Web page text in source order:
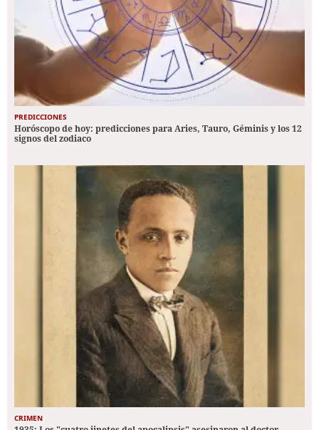
PREDICCIONES
Horóscopo de hoy: predicciones para Aries, Tauro, Géminis y los 12
signos del zodiaco
CRIMEN